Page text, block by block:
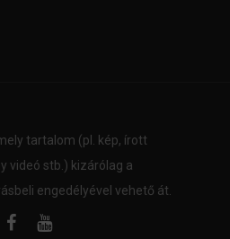
tartalom (pl. kép, írott
videó stb.) kizárólag a
engedélyével vehető át.